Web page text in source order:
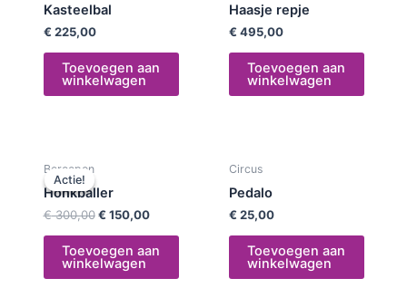
Kasteelbal
€ 225,00
Toevoegen aan
winkelwagen
Haasje repje
€ 495,00
Toevoegen aan
winkelwagen
Actie!
Actie!
Beroepen
Honkballer
€300,00
was:
€ 150,00
Toevoegen aan
winkelwagen
Circus
Pedalo
€ 25,00
Toevoegen aan
winkelwagen